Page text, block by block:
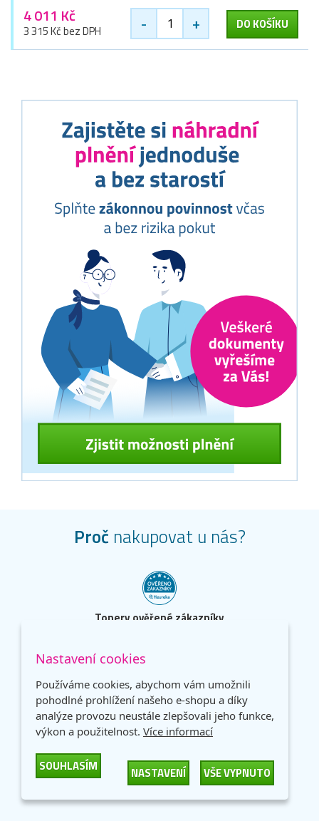
4 011 Kč
3 315 Kč bez DPH - + DO KOŠÍKU
Proč nakupovat u nás?
Tonery ověřené zákazníky
Neplaťte drahým dopravcům!
Dopravné zdarma od 1 500 Kč.
Nastavení cookies
Používáme cookies, abychom vám umožnili
pohodlné prohlížení našeho e-shopu a díky
analýze provozu neustále zlepšovali jeho funkce,
výkon a použitelnost. Více informací
SOUHLASÍM NASTAVENÍ VŠE VYPNUTO